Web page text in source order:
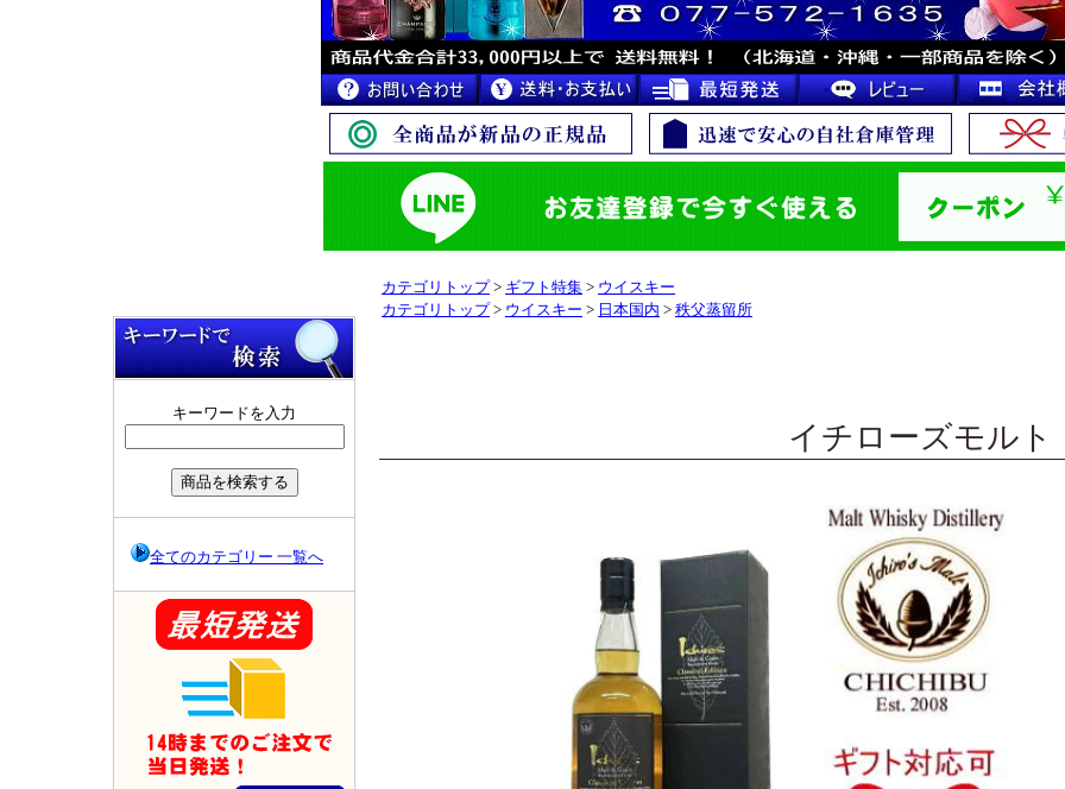
キーワードを入力
全てのカテゴリー 一覧へ
カテゴリトップ > ギフト特集 > ウイスキー
カテゴリトップ > ウイスキー > 日本国内 > 秩父蒸留所
イチローズモルト